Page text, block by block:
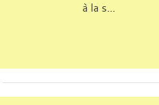
à la s...